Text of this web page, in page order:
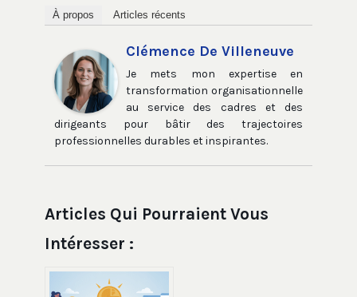
À propos Articles récents
Clémence De Villeneuve
Je mets mon expertise en
transformation organisationnelle
au service des cadres et des
dirigeants pour bâtir des trajectoires
professionnelles durables et inspirantes.
Articles Qui Pourraient Vous
Intéresser :